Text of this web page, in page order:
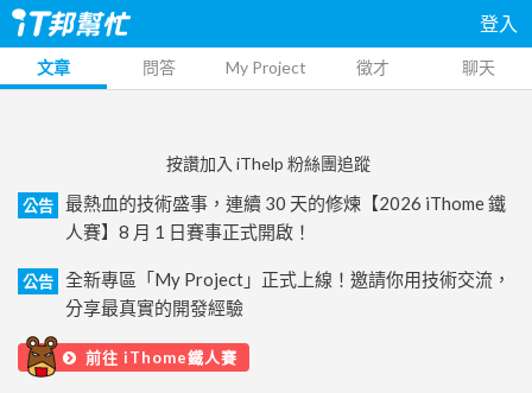
登入
文章 問答 My Project 徵才 聊天
按讚加入 iThelp 粉絲團追蹤
公告
最熱血的技術盛事，連續 30 天的修煉【2026 iThome 鐵
人賽】8 月 1 日賽事正式開啟！
公告
全新專區「My Project」正式上線！邀請你用技術交流，
分享最真實的開發經驗
前往 iThome鐵人賽